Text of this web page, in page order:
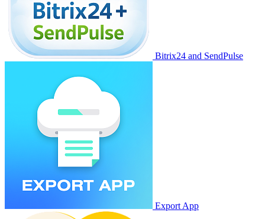
Bitrix24 and SendPulse
Export App